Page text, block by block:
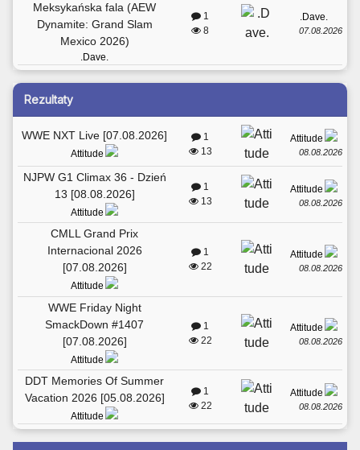
Meksykańska fala (AEW
Dynamite: Grand Slam
Mexico 2026)
.Dave.
1
8
.Dave.
07.08.2026
Rezultaty
WWE NXT Live [07.08.2026]
Attitude
1
13
Attitude
08.08.2026
NJPW G1 Climax 36 - Dzień
13 [08.08.2026]
Attitude
1
13
Attitude
08.08.2026
CMLL Grand Prix
Internacional 2026
[07.08.2026]
Attitude
1
22
Attitude
08.08.2026
WWE Friday Night
SmackDown #1407
[07.08.2026]
Attitude
1
22
Attitude
08.08.2026
DDT Memories Of Summer
Vacation 2026 [05.08.2026]
Attitude
1
22
Attitude
08.08.2026